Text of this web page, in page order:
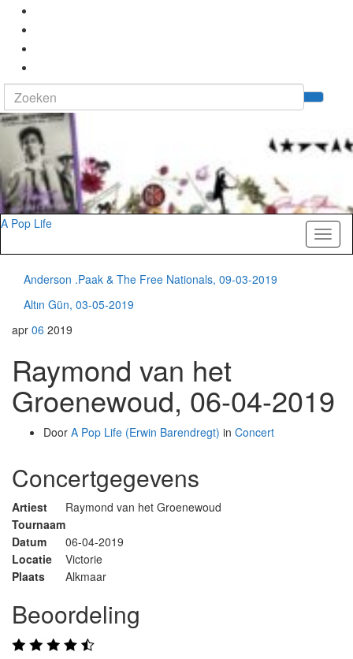
Search
for:
A Pop Life
Anderson .Paak & The Free Nationals, 09-03-2019
Altın Gün, 03-05-2019
apr 06 2019
Raymond van het
Groenewoud, 06-04-2019
Door A Pop Life (Erwin Barendregt) in Concert
Concertgegevens
Artiest
Raymond van het Groenewoud
Tournaam
Datum
06-04-2019
Locatie
Victorie
Plaats
Alkmaar
Beoordeling